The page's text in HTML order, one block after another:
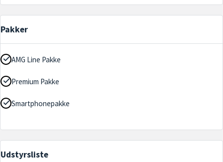
Pakker
AMG Line Pakke
Premium Pakke
Smartphonepakke
Udstyrsliste